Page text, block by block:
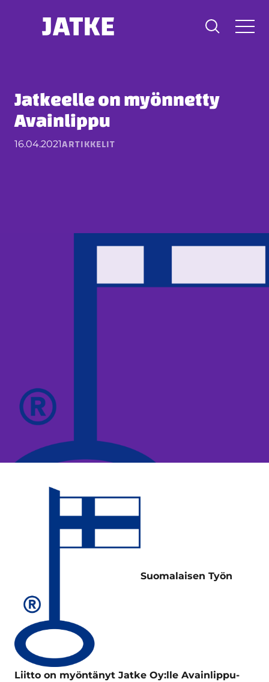
Jatkeelle on myönnetty
Avainlippu
16.04.2021ARTIKKELIT
Suomalaisen Työn
Liitto on myöntänyt Jatke Oy:lle Avainlippu-